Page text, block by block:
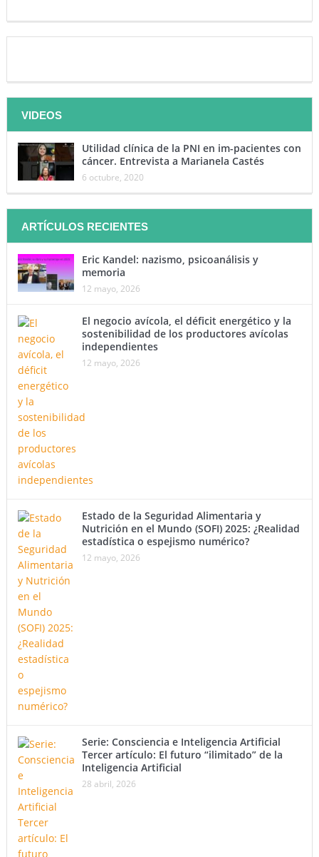
VIDEOS
Utilidad clínica de la PNI en im-pacientes con
cáncer. Entrevista a Marianela Castés
6 octubre, 2020
ARTÍCULOS RECIENTES
Eric Kandel: nazismo, psicoanálisis y
memoria
12 mayo, 2026
El negocio avícola, el déficit energético y la
sostenibilidad de los productores avícolas
independientes
12 mayo, 2026
Estado de la Seguridad Alimentaria y
Nutrición en el Mundo (SOFI) 2025: ¿Realidad
estadística o espejismo numérico?
12 mayo, 2026
Serie: Consciencia e Inteligencia Artificial
Tercer artículo: El futuro “ilimitado” de la
Inteligencia Artificial
28 abril, 2026